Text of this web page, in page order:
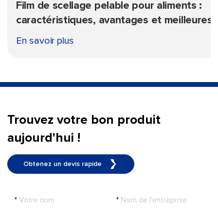
Film de scellage pelable pour aliments :
caractéristiques, avantages et meilleures
utilisations
En savoir plus
Trouvez votre bon produit
aujourd'hui !
Obtenez un devis rapide
* Votre nom * Nom de l'entreprise